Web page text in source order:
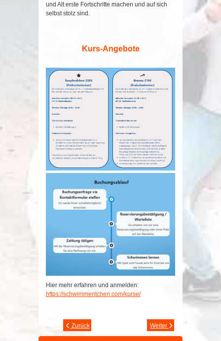
und Alt erste Fortschritte machen und auf sich
selbst stolz sind.
Kurs-Angebote
Hier mehr erfahren und anmelden:
https://schwimmentchen.com/kurse/
Zurück Weiter